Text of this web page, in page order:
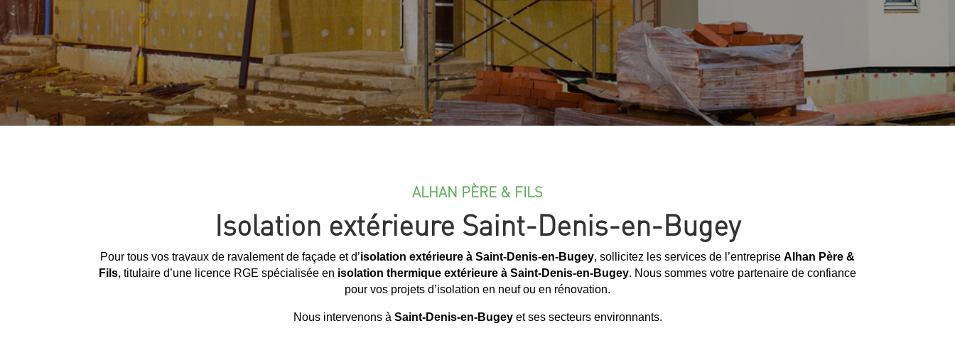
ALHAN PÈRE & FILS
Isolation extérieure Saint-Denis-en-Bugey
Pour tous vos travaux de ravalement de façade et d’isolation extérieure à Saint-Denis-en-Bugey, sollicitez les services de l’entreprise Alhan Père &
Fils, titulaire d’une licence RGE spécialisée en isolation thermique extérieure à Saint-Denis-en-Bugey. Nous sommes votre partenaire de confiance
pour vos projets d’isolation en neuf ou en rénovation.
Nous intervenons à Saint-Denis-en-Bugeyet ses secteurs environnants.